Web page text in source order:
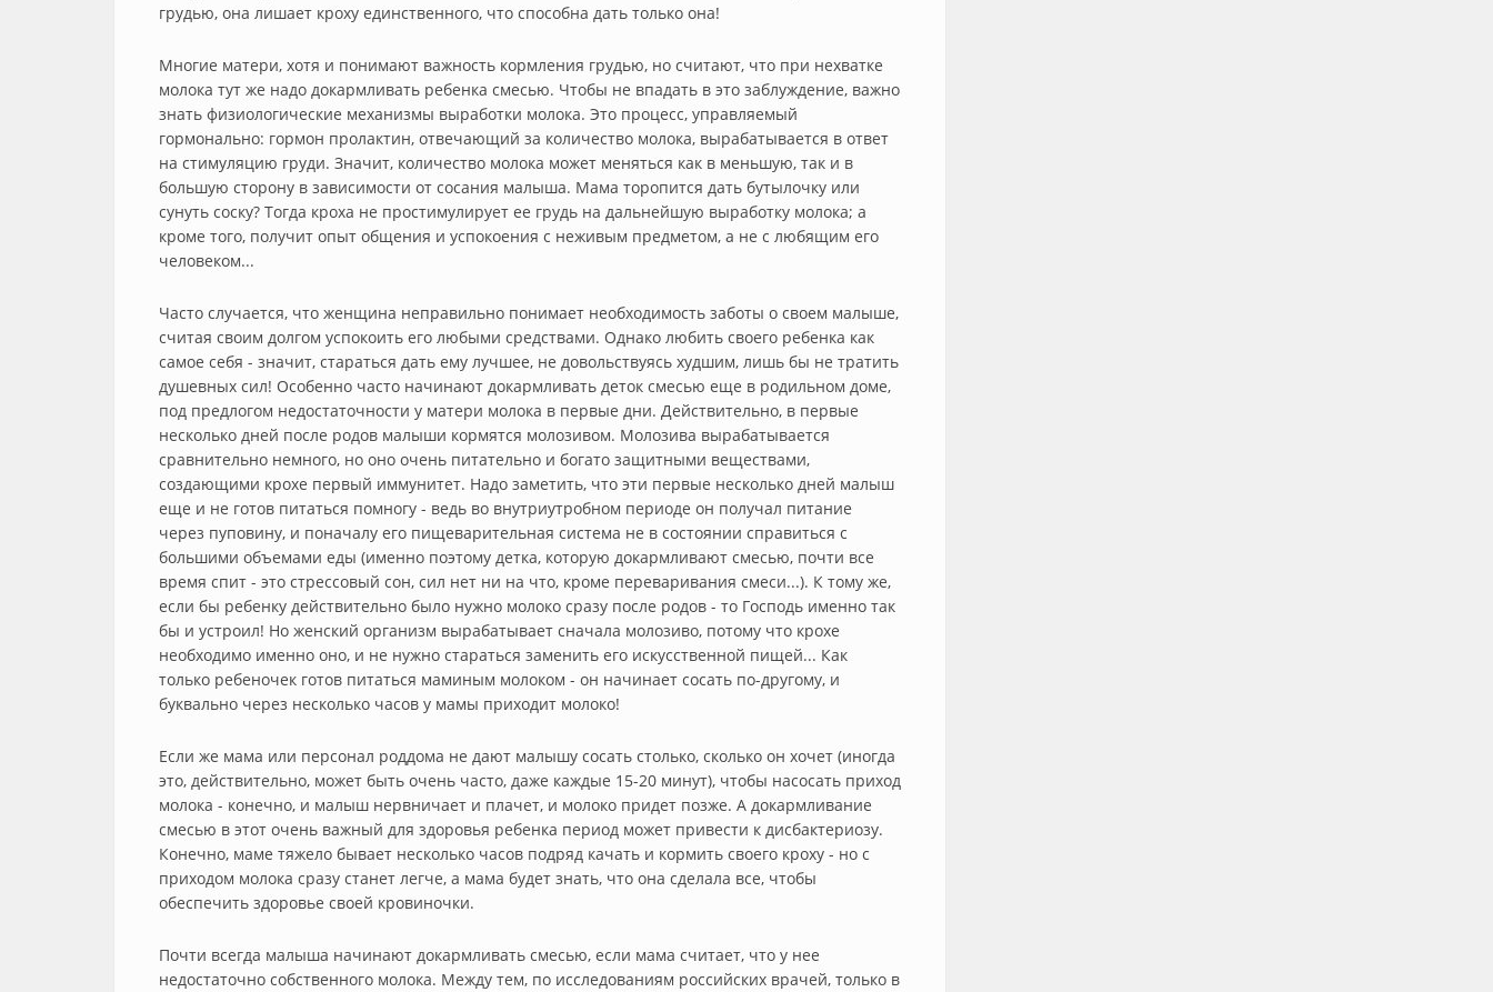
грудью, она лишает кроху единственного, что способна дать только она!
Многие матери, хотя и понимают важность кормления грудью, но считают, что при нехватке
молока тут же надо докармливать ребенка смесью. Чтобы не впадать в это заблуждение, важно
знать физиологические механизмы выработки молока. Это процесс, управляемый
гормонально: гормон пролактин, отвечающий за количество молока, вырабатывается в ответ
на стимуляцию груди. Значит, количество молока может меняться как в меньшую, так и в
большую сторону в зависимости от сосания малыша. Мама торопится дать бутылочку или
сунуть соску? Тогда кроха не простимулирует ее грудь на дальнейшую выработку молока; а
кроме того, получит опыт общения и успокоения с неживым предметом, а не с любящим его
человеком...
Часто случается, что женщина неправильно понимает необходимость заботы о своем малыше,
считая своим долгом успокоить его любыми средствами. Однако любить своего ребенка как
самое себя - значит, стараться дать ему лучшее, не довольствуясь худшим, лишь бы не тратить
душевных сил! Особенно часто начинают докармливать деток смесью еще в родильном доме,
под предлогом недостаточности у матери молока в первые дни. Действительно, в первые
несколько дней после родов малыши кормятся молозивом. Молозива вырабатывается
сравнительно немного, но оно очень питательно и богато защитными веществами,
создающими крохе первый иммунитет. Надо заметить, что эти первые несколько дней малыш
еще и не готов питаться помногу - ведь во внутриутробном периоде он получал питание
через пуповину, и поначалу его пищеварительная система не в состоянии справиться с
большими объемами еды (именно поэтому детка, которую докармливают смесью, почти все
время спит - это стрессовый сон, сил нет ни на что, кроме переваривания смеси...). К тому же,
если бы ребенку действительно было нужно молоко сразу после родов - то Господь именно так
бы и устроил! Но женский организм вырабатывает сначала молозиво, потому что крохе
необходимо именно оно, и не нужно стараться заменить его искусственной пищей... Как
только ребеночек готов питаться маминым молоком - он начинает сосать по-другому, и
буквально через несколько часов у мамы приходит молоко!
Если же мама или персонал роддома не дают малышу сосать столько, сколько он хочет (иногда
это, действительно, может быть очень часто, даже каждые 15-20 минут), чтобы насосать приход
молока - конечно, и малыш нервничает и плачет, и молоко придет позже. А докармливание
смесью в этот очень важный для здоровья ребенка период может привести к дисбактериозу.
Конечно, маме тяжело бывает несколько часов подряд качать и кормить своего кроху - но с
приходом молока сразу станет легче, а мама будет знать, что она сделала все, чтобы
обеспечить здоровье своей кровиночки.
Почти всегда малыша начинают докармливать смесью, если мама считает, что у нее
недостаточно собственного молока. Между тем, по исследованиям российских врачей, только в